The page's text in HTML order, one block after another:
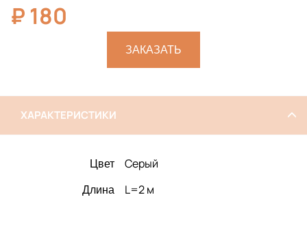
₽ 180
ЗАКАЗАТЬ
ХАРАКТЕРИСТИКИ
Цвет Серый
Длина L=2 м